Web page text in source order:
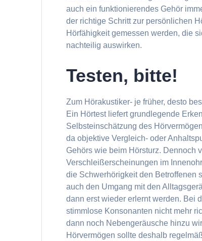
auch ein funktionierendes Gehör
der richtige Schritt zur persönlichen
Hörfähigkeit gemessen werden, die
nachteilig auswirken.
Testen, bitte!
Zum Hörakustiker- je früher, desto
Ein Hörtest liefert grundlegende
Selbsteinschätzung des
da objektive Vergleich- oder
Gehörs wie beim Hörsturz. Dennoch
Verschleißerscheinungen im
die Schwerhörigkeit den Betroffenen
auch den Umgang mit den
dann erst wieder erlernt werden. Bei
stimmlose Konsonanten nicht mehr
dann noch Nebengeräusche hinzu
Hörvermögen sollte deshalb